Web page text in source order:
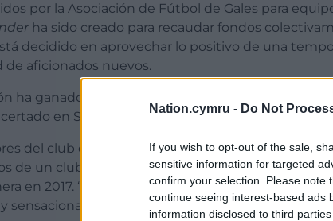
Nation.cymru - Do Not
If you wish to opt-out of the sale,
sensitive information for targeted
confirm your selection. Please note
continue seeing interest-based ads
information disclosed to third
por la Asociación de Fútbol de Gales para
ha sido creado para recaudar fondos
decidido en aprovechar lo positivo de una
aficionados nuevos.
ha ganado miles de seguidores luego de la
en Suramérica.
del club desde hace mucho tiempo son azul y
de un club único- Boca” dijo un portavoz del
en 2017. “El ambiente fue increíble. Creo que
sensacionales del planeta, así que esto fue